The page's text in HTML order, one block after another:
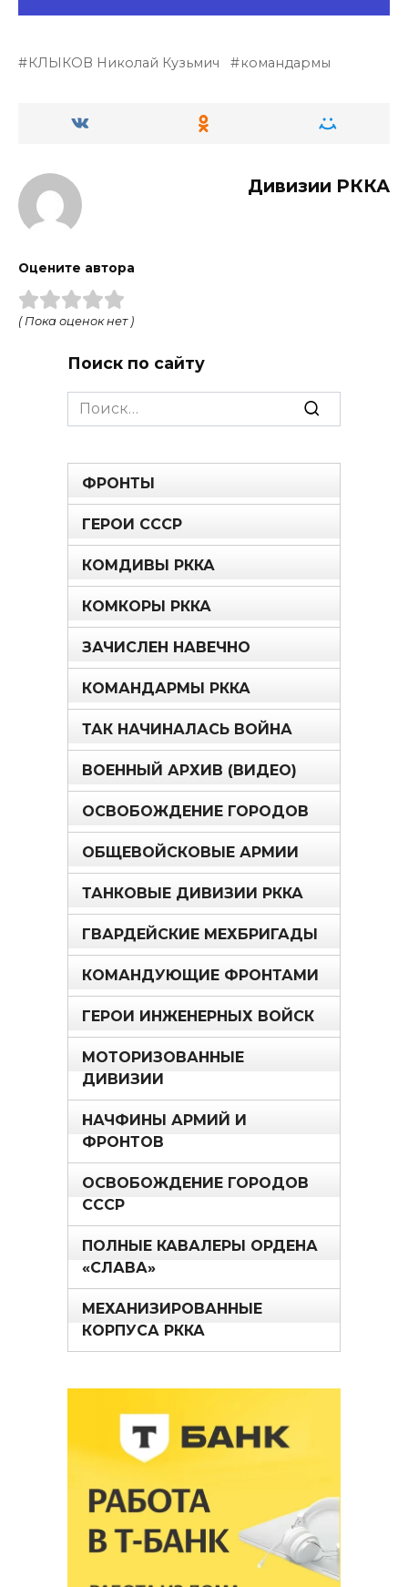
КЛЫКОВ Николай Кузьмич командармы
Дивизии РККА
Оцените автора
( Пока оценок нет )
Поиск по сайту
Search
for:
ФРОНТЫ
ГЕРОИ СССР
КОМДИВЫ РККА
КОМКОРЫ РККА
ЗАЧИСЛЕН НАВЕЧНО
КОМАНДАРМЫ РККА
ТАК НАЧИНАЛАСЬ ВОЙНА
ВОЕННЫЙ АРХИВ (ВИДЕО)
ОСВОБОЖДЕНИЕ ГОРОДОВ
ОБЩЕВОЙСКОВЫЕ АРМИИ
ТАНКОВЫЕ ДИВИЗИИ РККА
ГВАРДЕЙСКИЕ МЕХБРИГАДЫ
КОМАНДУЮЩИЕ ФРОНТАМИ
ГЕРОИ ИНЖЕНЕРНЫХ ВОЙСК
МОТОРИЗОВАННЫЕ
ДИВИЗИИ
НАЧФИНЫ АРМИЙ И
ФРОНТОВ
ОСВОБОЖДЕНИЕ ГОРОДОВ
СССР
ПОЛНЫЕ КАВАЛЕРЫ ОРДЕНА
«СЛАВА»
МЕХАНИЗИРОВАННЫЕ
КОРПУСА РККА